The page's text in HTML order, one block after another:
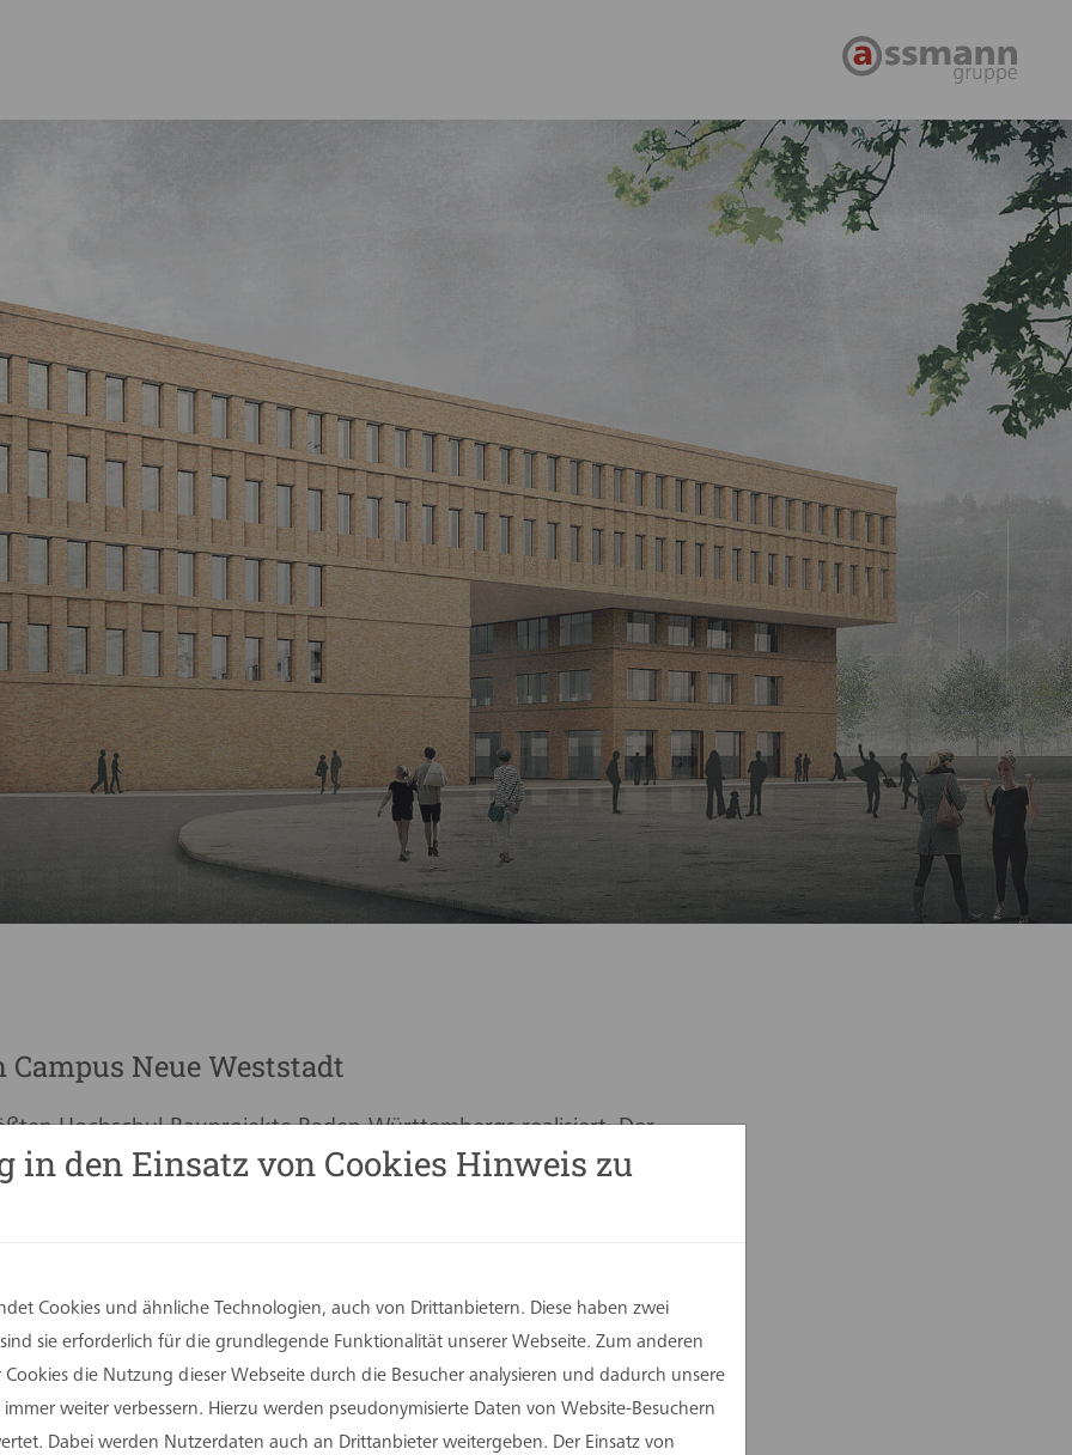
Neue Weststadt
Hochschul-Bauprojekte Baden-Württembergs realisiert. Der
der Flandernstraße zum zentral gelegenen ehemaligen
verlegt. Der Neubau mit einer NF von 19.500 m² wird Unterkunft
für verschiedene Studiengänge, eine Mensa, Aula, Zentralbibliothek,
für Didaktik und Lehrerbildung. Sämtliche Gebäude sind 5-
geplant. In den oberen Geschossen sind Seminarräume und Büros
an die industrielle Historie der Stadt als Klinkerfassade entwickelt.
dem Bewertungssystem Nachhaltiges Bauen (BNB) im Standard
ist für das rund 7.000 m² große Dach der Hochschule vorgesehen,
energetisch und ökologisch optimal genutzt werden soll. Die
den Einsatz von Cookies Hinweis zu
Cookies und ähnliche Technologien, auch von Drittanbietern. Diese haben zwei
sie erforderlich für die grundlegende Funktionalität unserer Webseite. Zum anderen
die Nutzung dieser Webseite durch die Besucher analysieren und dadurch unsere
weiter verbessern. Hierzu werden pseudonymisierte Daten von Website-Besuchern
Dabei werden Nutzerdaten auch an Drittanbieter weitergeben. Der Einsatz von